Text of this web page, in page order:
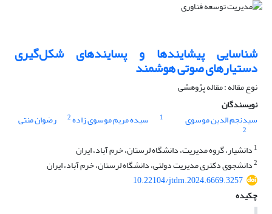
شناسایی پیشایندها و پسایندهای شکل‌گیری
دستیارهای صوتی هوشمند
نوع مقاله : مقاله پژوهشی
نویسندگان
سیدنجم الدین موسوی
1 سیده مریم موسوی زاده2 رضوان منتی
2
1 دانشیار، گروه مدیریت، دانشگاه لرستان، خرم آباد، ایران
2دانشجوی دکتری مدیریت دولتی، دانشگاه لرستان، خرم آباد، ایران
10.22104/jtdm.2024.6669.3257
چکیده